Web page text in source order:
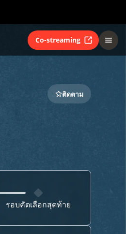
Co-streaming
ติดตาม
รอบคัดเลือกสุดท้าย